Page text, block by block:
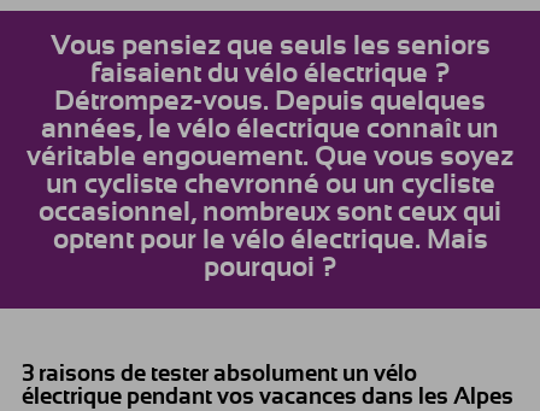
Vous pensiez que seuls les seniors
faisaient du vélo électrique ?
Détrompez-vous. Depuis quelques
années, le vélo électrique connaît un
véritable engouement. Que vous soyez
un cycliste chevronné ou un cycliste
occasionnel, nombreux sont ceux qui
optent pour le vélo électrique. Mais
pourquoi ?
3 raisons de tester absolument un vélo
électrique pendant vos vacances dans les Alpes